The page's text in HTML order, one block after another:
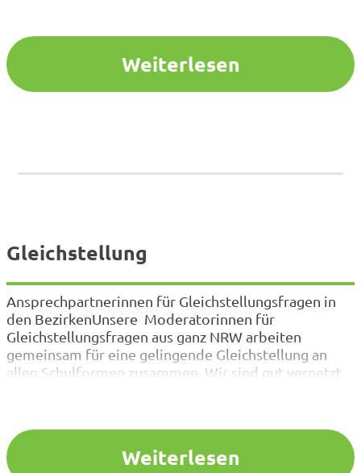
Weiterlesen
Gleichstellung
Ansprechpartnerinnen für Gleichstellungsfragen in
den BezirkenUnsere Moderatorinnen für
Gleichstellungsfragen aus ganz NRW arbeiten
gemeinsam für eine gelingende Gleichstellung an
allen Schulformen zusammen. Wir sind gut vernetzt
Beratungen vor Ort mit regionalen Besonderheiten
in speziellen Veranstaltungen sowie
Einzelberatungen an. Das Team um die Referentin…
Weiterlesen